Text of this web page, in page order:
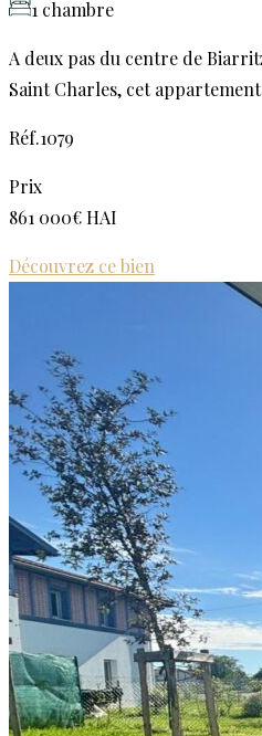
1 chambre
A deux pas du centre de
Saint Charles, cet appartement
Réf.1079
Prix
861 000€ HAI
Découvrez ce bien